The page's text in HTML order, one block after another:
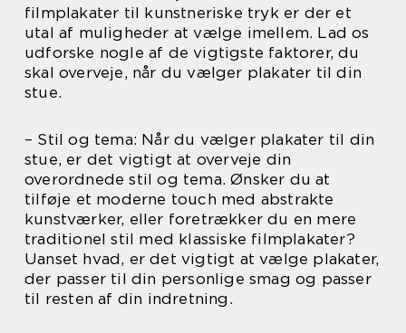
filmplakater til kunstneriske tryk er der et
utal af muligheder at vælge imellem. Lad os
udforske nogle af de vigtigste faktorer, du
skal overveje, når du vælger plakater til din
stue.
– Stil og tema: Når du vælger plakater til din
stue, er det vigtigt at overveje din
overordnede stil og tema. Ønsker du at
tilføje et moderne touch med abstrakte
kunstværker, eller foretrækker du en mere
traditionel stil med klassiske filmplakater?
Uanset hvad, er det vigtigt at vælge plakater,
der passer til din personlige smag og passer
til resten af din indretning.